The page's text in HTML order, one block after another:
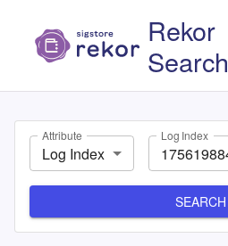
Rekor
Search
Attribute
Log Index
Log Index
SEARCH